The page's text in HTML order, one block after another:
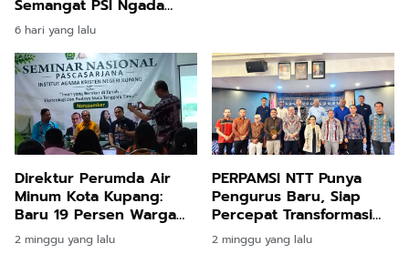
Semangat PSI Ngada
Hadapi Pemilu 2029
6 hari yang lalu
Direktur Perumda Air
Minum Kota Kupang:
Baru 19 Persen Warga
Terlayani, Krisis Air Baku
Jadi Tantangan Utama
2 minggu yang lalu
PERPAMSI NTT Punya
Pengurus Baru, Siap
Percepat Transformasi
Layanan Air Minum di
Nusa Tenggara Timur
2 minggu yang lalu